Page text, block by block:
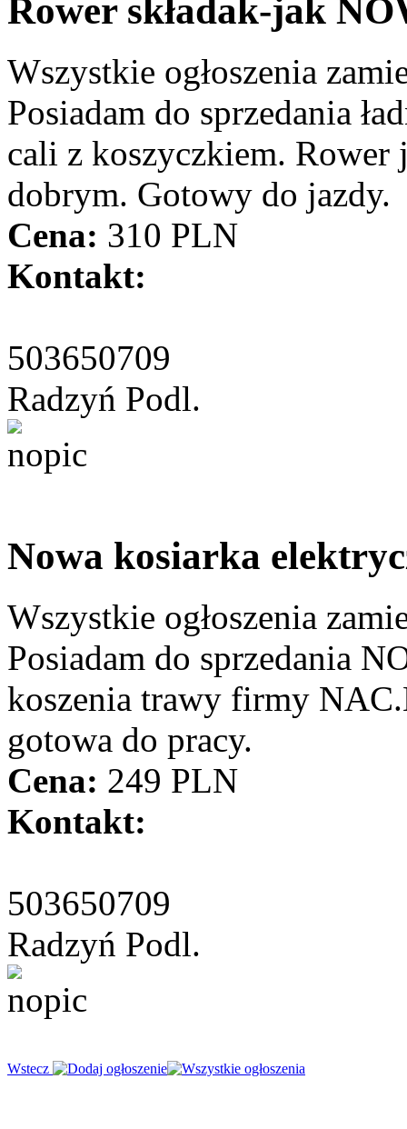
Rower składak-jak
Wszystkie ogłoszenia
Posiadam do sprzedania
cali z koszyczkiem. Rower
dobrym. Gotowy do jazdy.
Cena: 310 PLN
Kontakt:
503650709
Radzyń Podl.
Nowa kosiarka
Wszystkie ogłoszenia
Posiadam do sprzedania
koszenia trawy firmy
gotowa do pracy.
Cena: 249 PLN
Kontakt:
503650709
Radzyń Podl.
Wstecz